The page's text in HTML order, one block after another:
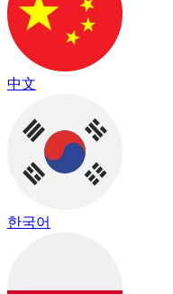
中文
한국어